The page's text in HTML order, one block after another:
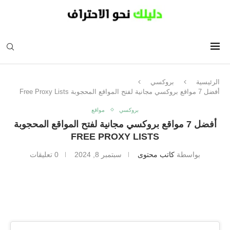
الرئيسية
بروكسي
أفضل 7 مواقع بروكسي مجانية لفتح المواقع المحجوبة Free Proxy Lists
بروكسي مواقع
أفضل 7 مواقع بروكسي مجانية لفتح المواقع المحجوبة
FREE PROXY LISTS
بواسطة كاتب محتوى سبتمبر 8, 2024 0 تعليقات